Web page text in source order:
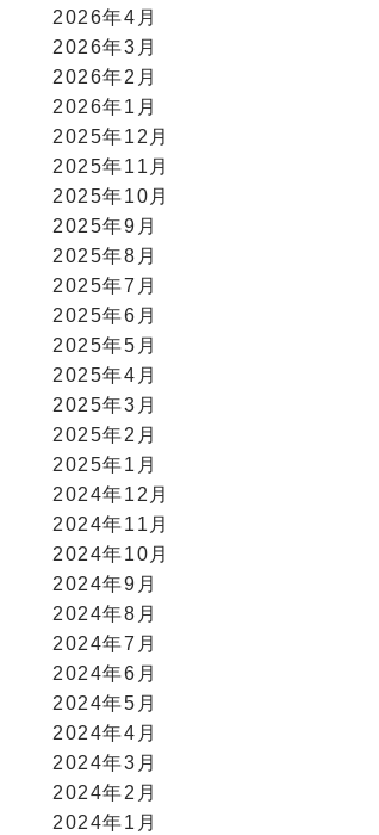
2026年4月
2026年3月
2026年2月
2026年1月
2025年12月
2025年11月
2025年10月
2025年9月
2025年8月
2025年7月
2025年6月
2025年5月
2025年4月
2025年3月
2025年2月
2025年1月
2024年12月
2024年11月
2024年10月
2024年9月
2024年8月
2024年7月
2024年6月
2024年5月
2024年4月
2024年3月
2024年2月
2024年1月